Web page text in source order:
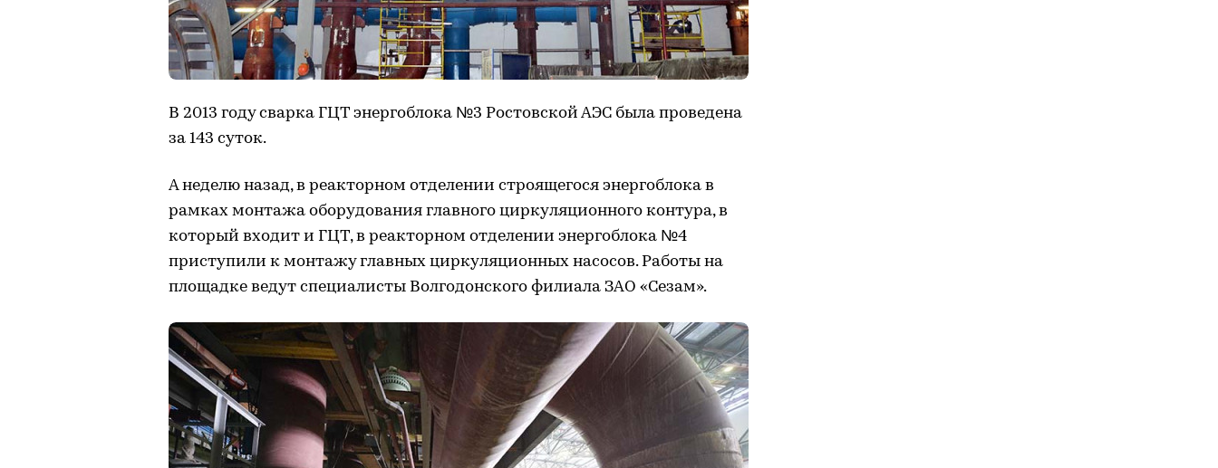
В 2013 году сварка ГЦТ энергоблока №3 Ростовской АЭС была проведена
за 143 суток.
А неделю назад, в реакторном отделении строящегося энергоблока в
рамках монтажа оборудования главного циркуляционного контура, в
который входит и ГЦТ, в реакторном отделении энергоблока №4
приступили к монтажу главных циркуляционных насосов. Работы на
площадке ведут специалисты Волгодонского филиала ЗАО «Сезам».